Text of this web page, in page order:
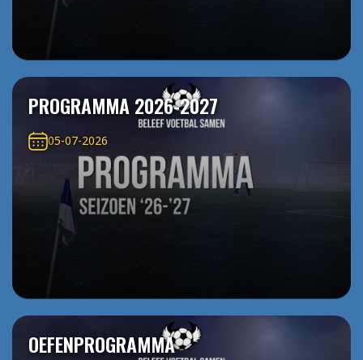
PROGRAMMA 2026-2027
05-07-2026
OEFENPROGRAMMA